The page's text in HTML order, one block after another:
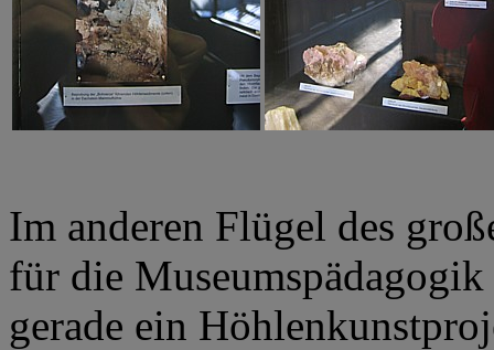
Im anderen Flügel des
für die
gerade ein